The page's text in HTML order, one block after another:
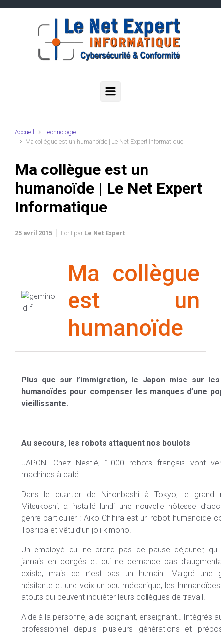
Accueil
Technologie
Ma collègue est un humanoïde | Le Net Expert Informatique
Ma collègue est un
humanoïde | Le Net Expert
Informatique
25 avril 2015 Ecrit par Le Net Expert
Ma collègue
est un
humanoïde
Plus que sur l’immigration, le Japon mise sur
humanoïdes pour compenser les manques d’une
vieillissante.
Au secours, les robots attaquent nos boulots
JAPON. Chez Nestlé, 1.000 robots français vont
machines à café
Dans le quartier de Nihonbashi à Tokyo, le grand
Mitsukoshi, a installé lundi une nouvelle hôtesse
genre particulier : Aiko Chihira est un robot humanoïde
Toshiba et vêtu d’un joli kimono.
Un employé qui ne prend pas de pause déjeuner,
jamais en congés et qui ne demande pas
existe, mais ce n’est pas un humain. Malgré une
hésitante et une voix un peu mécanique, les
atouts qui peuvent inquiéter leurs collègues de travail.
Aide à la personne, aide-soignant, enseignant… Intégrés
professionnel depuis plusieurs générations et